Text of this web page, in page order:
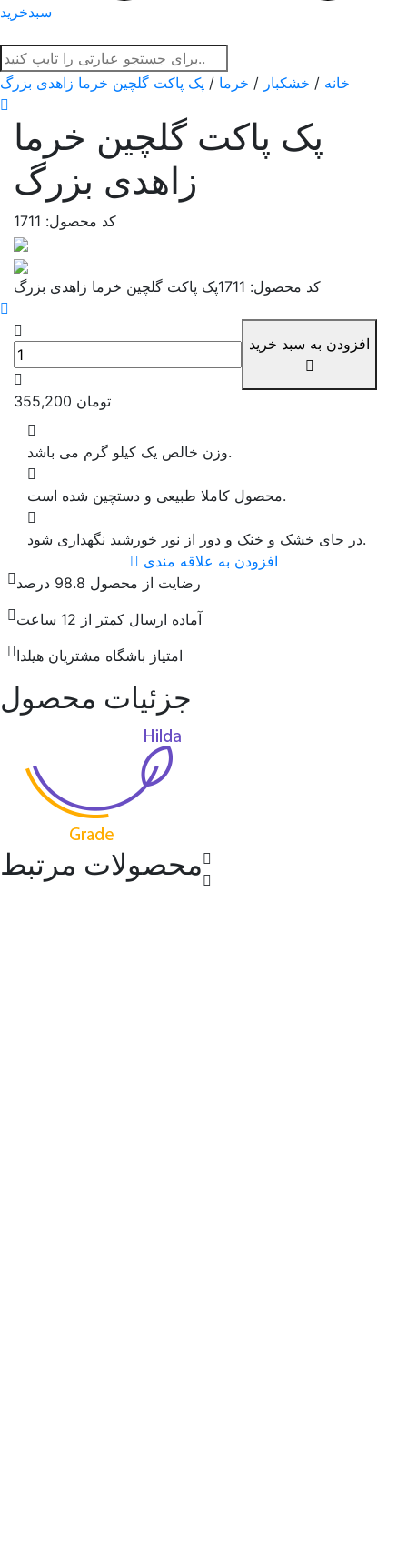
سبدخرید
خانه / خشکبار / خرما / پک پاکت گلچین خرما زاهدی بزرگ
پک پاکت گلچین خرما
زاهدی بزرگ
کد محصول: 1711
پک پاکت گلچین خرما زاهدی بزرگ کد محصول: 1711
افزودن به سبد خرید
355,200 تومان
وزن خالص یک کیلو گرم می باشد.
محصول کاملا طبیعی و دستچین شده است.
در جای خشک و خنک و دور از نور خورشید نگهداری شود.
افزودن به علاقه مندی
رضایت از محصول 98.8 درصد
آماده ارسال کمتر از 12 ساعت
امتیاز باشگاه مشتریان هیلدا
جزئیات محصول
محصولات مرتبط